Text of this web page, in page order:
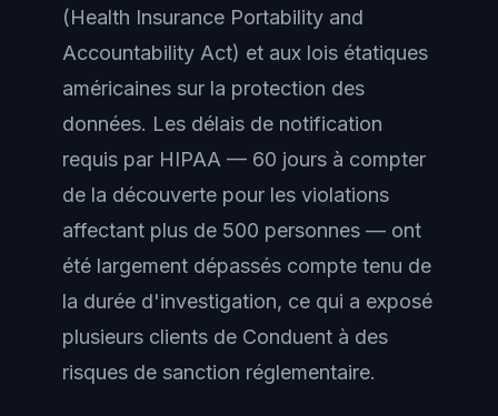
(Health Insurance Portability and
Accountability Act) et aux lois étatiques
américaines sur la protection des
données. Les délais de notification
requis par HIPAA — 60 jours à compter
de la découverte pour les violations
affectant plus de 500 personnes — ont
été largement dépassés compte tenu de
la durée d'investigation, ce qui a exposé
plusieurs clients de Conduent à des
risques de sanction réglementaire.